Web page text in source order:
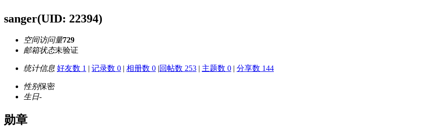
sanger(UID: 22394)
空间访问量729
邮箱状态未验证
统计信息 好友数 1 | 记录数 0 | 相册数 0 |回帖数 253 | 主题数 0 | 分享数 144
性别保密
生日-
勋章